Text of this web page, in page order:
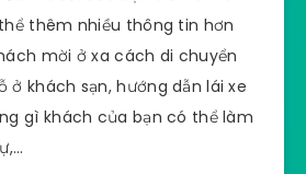
thêm nhiều thông tin hơn
mời ở xa cách di chuyển
ở khách sạn, hướng dẫn lái xe
gì khách của bạn có thể làm